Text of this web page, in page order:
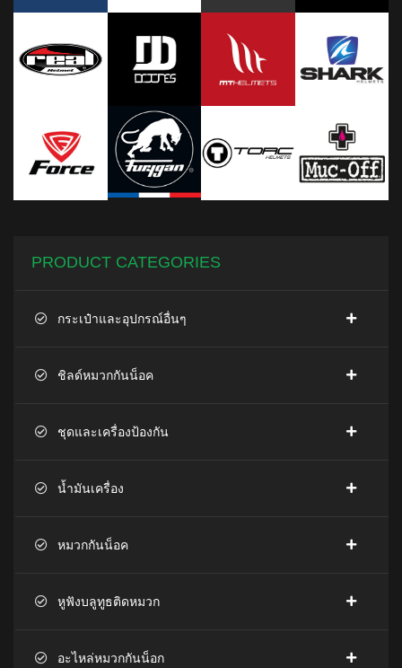
PRODUCT CATEGORIES
กระเป๋าและอุปกรณ์อื่นๆ
ชิลด์หมวกกันน็อค
ชุดและเครื่องป้องกัน
น้ำมันเครื่อง
หมวกกันน็อค
หูฟังบลูทูธติดหมวก
อะไหล่หมวกกันน็อก